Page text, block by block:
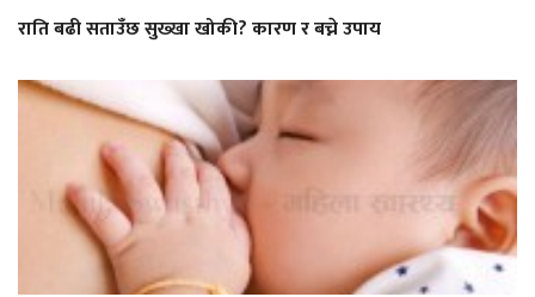
राति बढी सताउँछ सुख्खा खोकी? कारण र बच्ने उपाय